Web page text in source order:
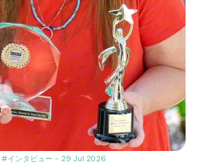
#インタビュー - 29 Jul 2026